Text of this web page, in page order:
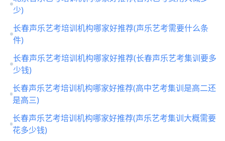
少)
长春声乐艺考培训机构哪家好推荐(声乐艺考需要什么条
件)
长春声乐艺考培训机构哪家好推荐(长春声乐艺考集训要多
少钱)
长春声乐艺考培训机构哪家好推荐(高中艺考集训是高二还
是高三)
长春声乐艺考培训机构哪家好推荐(声乐艺考集训大概需要
花多少钱)